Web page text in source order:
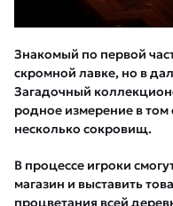
Знакомый по первой
скромной лавке, но в
Загадочный
родное измерение в том
несколько сокровищ.
В процессе игроки
магазин и выставить
процветания всей